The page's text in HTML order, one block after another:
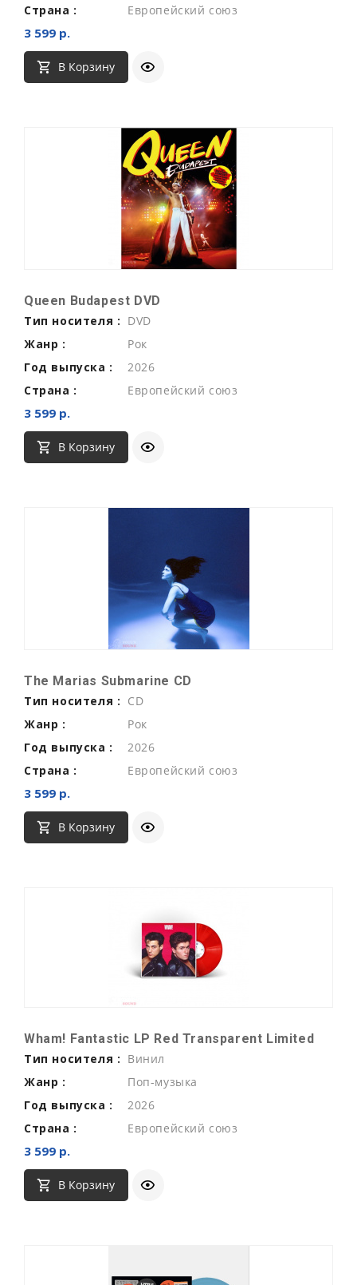
Страна :
Европейский союз
3 599 р.
В Корзину
Queen Budapest DVD
Тип носителя : DVD
Жанр :
Рок
Год выпуска :
2026
Страна :
Европейский союз
3 599 р.
В Корзину
The Marias Submarine CD
Тип носителя : CD
Жанр :
Рок
Год выпуска :
2026
Страна :
Европейский союз
3 599 р.
В Корзину
Wham! Fantastic LP Red Transparent Limited
Тип носителя : Винил
Жанр :
Поп-музыка
Год выпуска :
2026
Страна :
Европейский союз
3 599 р.
В Корзину